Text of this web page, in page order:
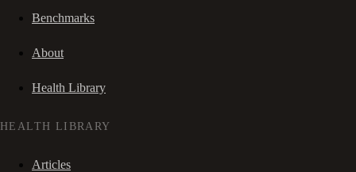
Benchmarks
About
Health Library
HEALTH LIBRARY
Articles